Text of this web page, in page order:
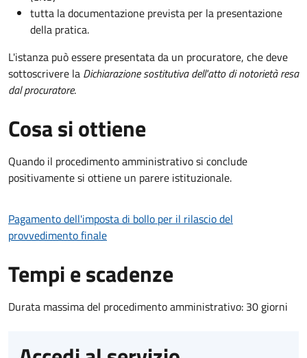
tutta la documentazione prevista per la presentazione
della pratica.
L'istanza può essere presentata da un procuratore, che deve
sottoscrivere la Dichiarazione sostitutiva dell'atto di notorietà resa
dal procuratore.
Cosa si ottiene
Quando il procedimento amministrativo si conclude
positivamente si ottiene un parere istituzionale.
Pagamento dell'imposta di bollo per il rilascio del
provvedimento finale
Tempi e scadenze
Durata massima del procedimento amministrativo: 30 giorni